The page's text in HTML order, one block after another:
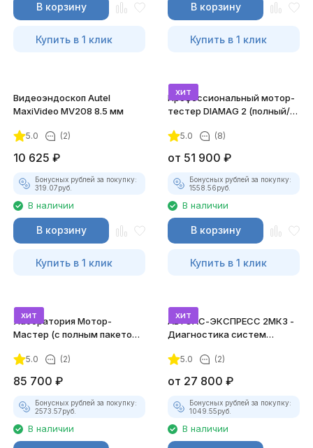
В корзину
Купить в 1 клик
В корзину
Купить в 1 клик
Видеоэндоскоп Autel
MaxiVideo MV208 8.5 мм
5.0 (2)
10 625 ₽
Бонусных рублей за покупку:
319.07руб.
В наличии
В корзину
Купить в 1 клик
хит
Профессиональный мотор-
тестер DIAMAG 2 (полный/
5.0 (8)
от 51 900 ₽
Бонусных рублей за покупку:
1558.56руб.
В наличии
В корзину
Купить в 1 клик
хит
Лаборатория Мотор-
Мастер (с полным пакетом
5.0 (2)
85 700 ₽
Бонусных рублей за покупку:
2573.57руб.
В наличии
хит
АВТОАС-ЭКСПРЕСС 2МК3 -
Диагностика систем
5.0 (2)
от 27 800 ₽
Бонусных рублей за покупку:
1049.55руб.
В наличии